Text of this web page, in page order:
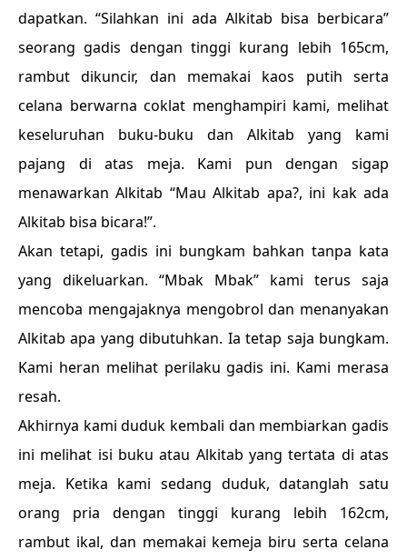
dapatkan. “Silahkan ini ada Alkitab bisa berbicara”
seorang gadis dengan tinggi kurang lebih 165cm,
rambut dikuncir, dan memakai kaos putih serta
celana berwarna coklat menghampiri kami, melihat
keseluruhan buku-buku dan Alkitab yang kami
pajang di atas meja. Kami pun dengan sigap
menawarkan Alkitab “Mau Alkitab apa?, ini kak ada
Alkitab bisa bicara!”.
Akan tetapi, gadis ini bungkam bahkan tanpa kata
yang dikeluarkan. “Mbak Mbak” kami terus saja
mencoba mengajaknya mengobrol dan menanyakan
Alkitab apa yang dibutuhkan. Ia tetap saja bungkam.
Kami heran melihat perilaku gadis ini. Kami merasa
resah.
Akhirnya kami duduk kembali dan membiarkan gadis
ini melihat isi buku atau Alkitab yang tertata di atas
meja. Ketika kami sedang duduk, datanglah satu
orang pria dengan tinggi kurang lebih 162cm,
rambut ikal, dan memakai kemeja biru serta celana